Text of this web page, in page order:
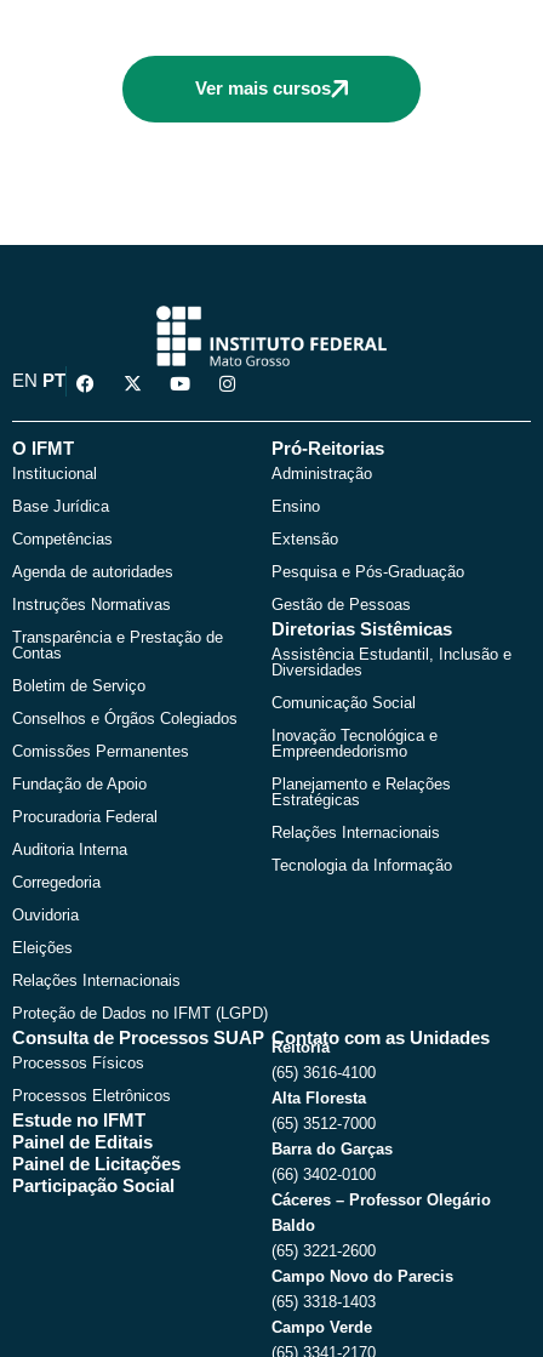
Ver mais cursos
EN PT
F
a
e
o
k
X
-
w
Y
o
t
I
n
t
O IFMT
Institucional
Base Jurídica
Competências
Agenda de autoridades
Instruções Normativas
Transparência e Prestação de
Contas
Boletim de Serviço
Conselhos e Órgãos Colegiados
Comissões Permanentes
Fundação de Apoio
Procuradoria Federal
Auditoria Interna
Corregedoria
Ouvidoria
Eleições
Relações Internacionais
Proteção de Dados no IFMT (LGPD)
Pró-Reitorias
Administração
Ensino
Extensão
Pesquisa e Pós-Graduação
Gestão de Pessoas
Diretorias Sistêmicas
Assistência Estudantil, Inclusão e
Diversidades
Comunicação Social
Inovação Tecnológica e
Empreendedorismo
Planejamento e Relações
Estratégicas
Relações Internacionais
Tecnologia da Informação
Consulta de Processos SUAP
Processos Físicos
Processos Eletrônicos
Estude no IFMT
Painel de Editais
Painel de Licitações
Participação Social
Contato com as Unidades
Reitoria
(65) 3616-4100
Alta Floresta
(65) 3512-7000
Barra do Garças
(66) 3402-0100
Cáceres – Professor Olegário
Baldo
(65) 3221-2600
Campo Novo do Parecis
(65) 3318-1403
Campo Verde
(65) 3341-2170